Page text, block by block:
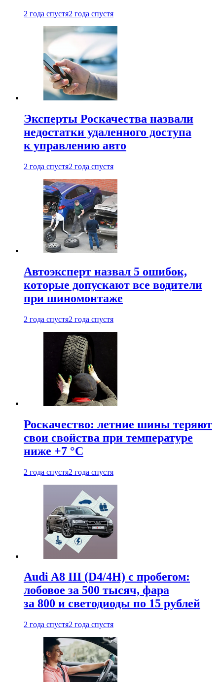
2 года спустя2 года спустя
Эксперты Роскачества назвали
недостатки удаленного доступа
к управлению авто
2 года спустя2 года спустя
Автоэксперт назвал 5 ошибок,
которые допускают все водители
при шиномонтаже
2 года спустя2 года спустя
Роскачество: летние шины теряют
свои свойства при температуре
ниже +7 °C
2 года спустя2 года спустя
Audi A8 III (D4/4H) c пробегом:
лобовое за 500 тысяч, фара
за 800 и светодиоды по 15 рублей
2 года спустя2 года спустя